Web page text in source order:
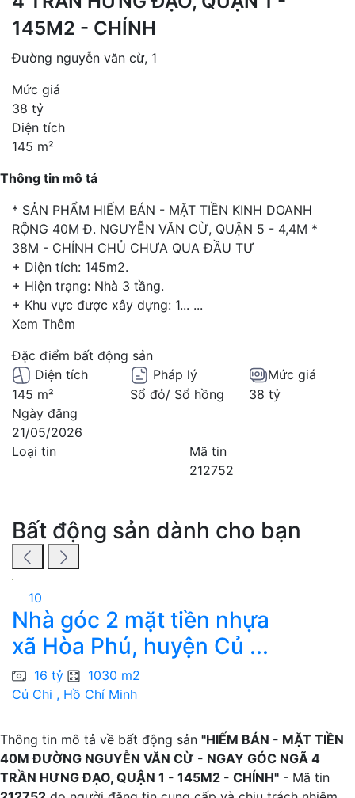
145M2 - CHÍNH
Đường nguyễn văn cừ, 1
Mức giá
38 tỷ
Diện tích
145 m²
Thông tin mô tả
* SẢN PHẨM HIẾM BÁN - MẶT TIỀN KINH DOANH
RỘNG 40M Đ. NGUYỄN VĂN CỪ, QUẬN 5 - 4,4M *
38M - CHÍNH CHỦ CHƯA QUA ĐẦU TƯ
+ Diện tích: 145m2.
+ Hiện trạng: Nhà 3 tầng.
+ Khu vực được xây dựng: 1... ...
Xem Thêm
Đặc điểm bất động sản
Diện tích
145 m²
Pháp lý
Sổ đỏ/ Sổ hồng
Mức giá
38 tỷ
Ngày đăng
21/05/2026
Loại tin
Mã tin
212752
Bất động sản dành cho bạn
10
Nhà góc 2 mặt tiền nhựa
xã Hòa Phú, huyện Củ ...
16 tỷ
1030 m2
Củ Chi , Hồ Chí Minh
Thông tin mô tả về bất động sản "HIẾM BÁN - MẶT TIỀN
40M ĐƯỜNG NGUYỄN VĂN CỪ - NGAY GÓC NGÃ 4
TRẦN HƯNG ĐẠO, QUẬN 1 - 145M2 - CHÍNH" - Mã tin